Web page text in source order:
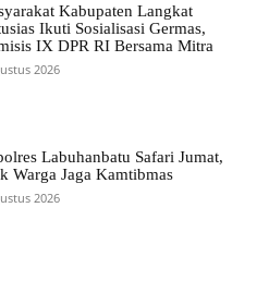
Kabupaten Langkat
Ikuti Sosialisasi Germas,
IX DPR RI Bersama Mitra
2026
Labuhanbatu Safari Jumat,
Warga Jaga Kamtibmas
2026